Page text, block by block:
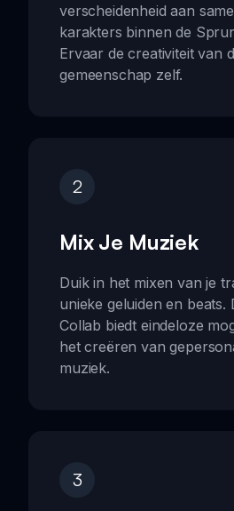
verscheidenheid aan
karakters binnen de
Ervaar de creativiteit van
gemeenschap zelf.
2
Mix Je Muziek
Duik in het mixen van je
unieke geluiden en beats.
Collab biedt eindeloze
het creëren van
muziek.
3